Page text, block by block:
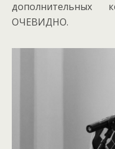
дополнительных
ОЧЕВИДНО.